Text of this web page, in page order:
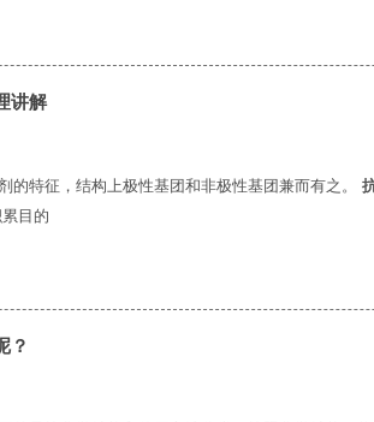
讲解
的特征，结构上极性基团和非极性基团兼而有之。
目的
？